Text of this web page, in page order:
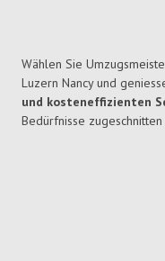
Wählen Sie
Luzern Nancy und
und kosteneffizienten
Bedürfnisse zugeschnitten